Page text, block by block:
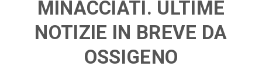
MINACCIATI. ULTIME
NOTIZIE IN BREVE DA
OSSIGENO